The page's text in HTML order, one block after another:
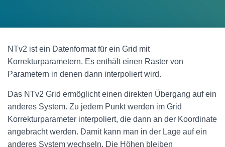
H
NTv2 ist ein Datenformat für ein Grid mit
Korrekturparametern. Es enthält einen Raster von
Parametern in denen dann interpoliert wird.
Das NTv2 Grid ermöglicht einen direkten Übergang auf ein
anderes System. Zu jedem Punkt werden im Grid
Korrekturparameter interpoliert, die dann an der Koordinate
angebracht werden. Damit kann man in der Lage auf ein
anderes System wechseln. Die Höhen bleiben